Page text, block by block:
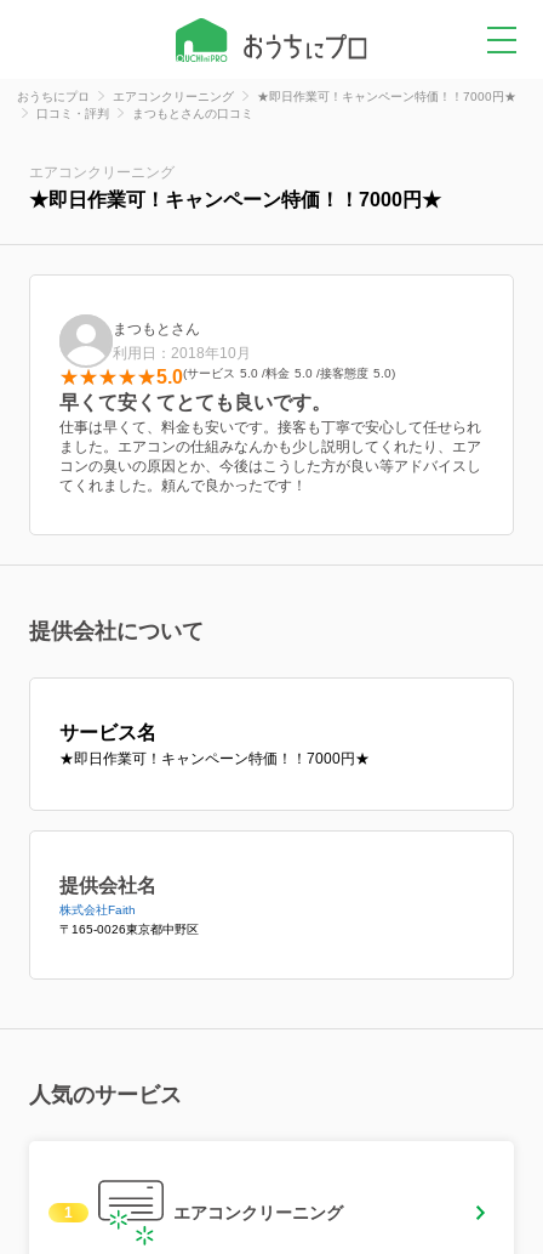
おうちにプロ エアコンクリーニング
★即日作業可！キャンペーン特価！！7000円★
口コミ・評判
まつもとさんの口コミ
エアコンクリーニング
★即日作業可！キャンペーン特価！！7000円★
まつもとさん
利用日：2018年10月
5.0 サービス 5.0 料金 5.0 接客態度 5.0
早くて安くてとても良いです。
仕事は早くて、料金も安いです。接客も丁寧で安心して任せられ
ました。エアコンの仕組みなんかも少し説明してくれたり、エア
コンの臭いの原因とか、今後はこうした方が良い等アドバイスし
てくれました。頼んで良かったです！
提供会社について
サービス名
★即日作業可！キャンペーン特価！！7000円★
提供会社名
株式会社Faith
〒165-0026東京都中野区
人気のサービス
1 エアコンクリーニング